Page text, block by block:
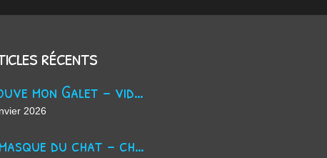
récents
Trouve mon Galet - vidéo Youtube
2026
La masque du chat - chanson d'Halloween